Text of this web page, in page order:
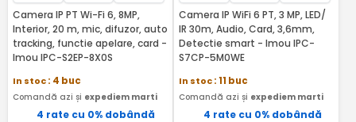
Camera IP PT Wi-Fi 6, 8MP,
Interior, 20 m, mic, difuzor, auto
tracking, functie apelare, card -
Imou IPC-S2EP-8X0S
In stoc: 4 buc
Comandă azi și expediem marti
4 rate cu 0% dobândă
Camera IP WiFi 6 PT, 3 MP, LED/
IR 30m, Audio, Card, 3,6mm,
Detectie smart - Imou IPC-
S7CP-5M0WE
In stoc: 11 buc
Comandă azi și expediem marti
4 rate cu 0% dobândă